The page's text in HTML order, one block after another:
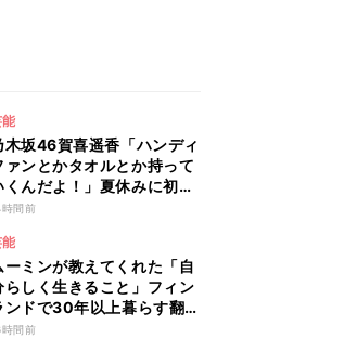
木坂46賀喜遥香「ハンディ
ァンとかタオルとか持って
くんだよ！」夏休みに初め
東京旅行するリスナーに全
間前
ーミンが教えてくれた「自
らしく生きること」フィン
ンドで30年以上暮らす翻訳
・森下圭子が語る人生のヒ
間前